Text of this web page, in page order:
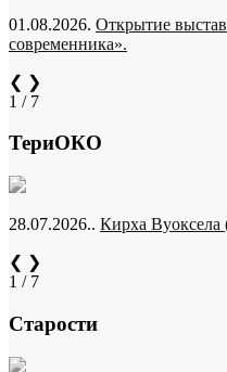
01.08.2026. Открытие
современника».
❮ ❯
1 / 7
ТериОКО
28.07.2026.. Кирха
❮ ❯
1 / 7
Старости